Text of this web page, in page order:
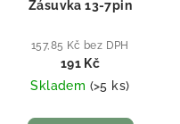
Zásuvka 13-7pin
157,85 Kč bez DPH
191 Kč
Skladem (>5 ks)